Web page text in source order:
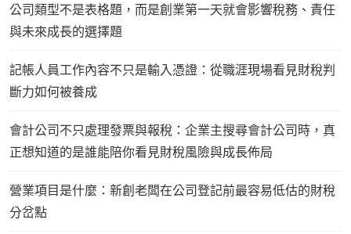
公司類型不是表格題，而是創業第一天就會影響稅務、責任
與未來成長的選擇題
記帳人員工作內容不只是輸入憑證：從職涯現場看見財稅判
斷力如何被養成
會計公司不只處理發票與報稅：企業主搜尋會計公司時，真
正想知道的是誰能陪你看見財稅風險與成長佈局
營業項目是什麼：新創老闆在公司登記前最容易低估的財稅
分岔點